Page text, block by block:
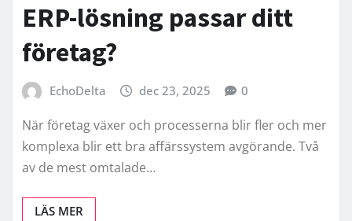
ERP-lösning passar ditt
företag?
EchoDelta dec 23, 2025 0
När företag växer och processerna blir fler och mer
komplexa blir ett bra affärssystem avgörande. Två
av de mest omtalade…
LÄS MER